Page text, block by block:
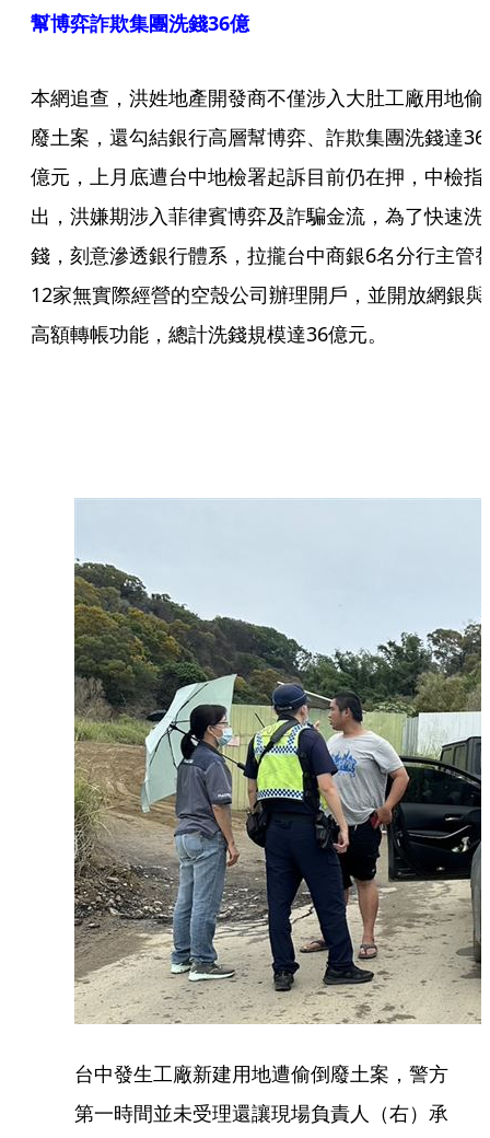
幫博弈詐欺集團洗錢36億
本網追查，洪姓地產開發商不僅涉入大肚工廠用地偷
廢土案，還勾結銀行高層幫博弈、詐欺集團洗錢達36
億元，上月底遭台中地檢署起訴目前仍在押，中檢指
出，洪嫌期涉入菲律賓博弈及詐騙金流，為了快速洗
錢，刻意滲透銀行體系，拉攏台中商銀6名分行主管
12家無實際經營的空殼公司辦理開戶，並開放網銀與
高額轉帳功能，總計洗錢規模達36億元。
台中發生工廠新建用地遭偷倒廢土案，警方
第一時間並未受理還讓現場負責人（右）承